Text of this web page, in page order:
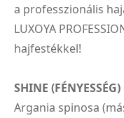
a professzionális
LUXOYA
hajfestékkel!
SHINE (FÉNYESSÉG)
Argania spinosa